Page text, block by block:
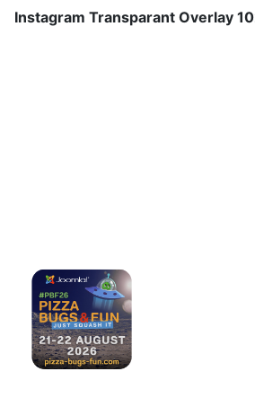
Instagram Transparant Overlay